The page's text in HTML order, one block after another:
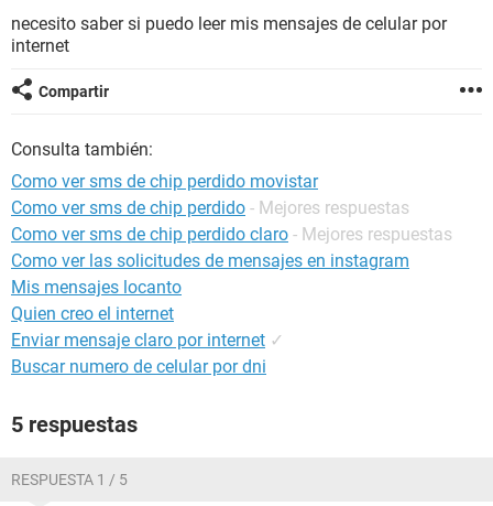
necesito saber si puedo leer mis mensajes de celular por
internet
Compartir
Consulta también:
Como ver sms de chip perdido movistar
Como ver sms de chip perdido - Mejores respuestas
Como ver sms de chip perdido claro - Mejores respuestas
Como ver las solicitudes de mensajes en instagram
Mis mensajes locanto
Quien creo el internet
Enviar mensaje claro por internet ✓
Buscar numero de celular por dni
5 respuestas
RESPUESTA 1 / 5